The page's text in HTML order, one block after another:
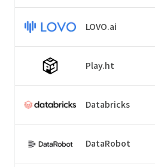
LOVO.ai
Play.ht
Databricks
DataRobot